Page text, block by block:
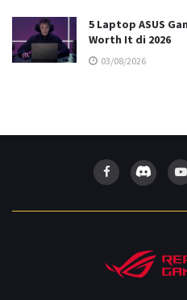
5 Laptop ASUS
Worth It di 2026
03/08/2026